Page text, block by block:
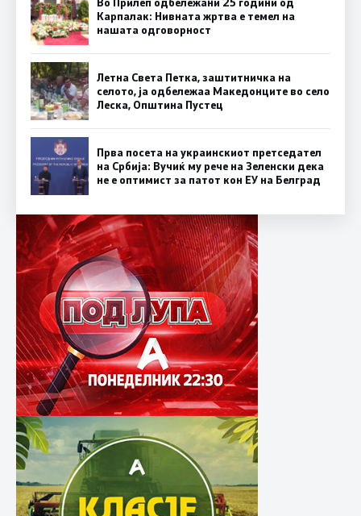
Карпалак: Нивната жртва е темел на
нашата одговорност
Летна Света Петка, заштитничка на
селото, ја одбележаа Македонците во село
Леска, Општина Пустец
Прва посета на украинскиот претседател
на Србија: Вучиќ му рече на Зеленски дека
не е оптимист за патот кон ЕУ на Белград